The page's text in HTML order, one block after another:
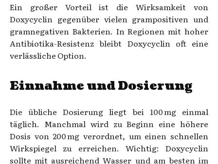
Ein großer Vorteil ist die Wirksamkeit von
Doxycyclin gegenüber vielen grampositiven und
gramnegativen Bakterien. In Regionen mit hoher
Antibiotika-Resistenz bleibt Doxycyclin oft eine
verlässliche Option.
Einnahme und Dosierung
Die übliche Dosierung liegt bei 100 mg einmal
täglich. Manchmal wird zu Beginn eine höhere
Dosis von 200 mg verordnet, um einen schnellen
Wirkspiegel zu erreichen. Wichtig: Doxycyclin
sollte mit ausreichend Wasser und am besten im